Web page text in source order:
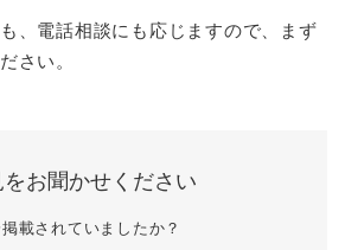
、電話相談にも応じますので、まず
さい。
お聞かせください
載されていましたか？